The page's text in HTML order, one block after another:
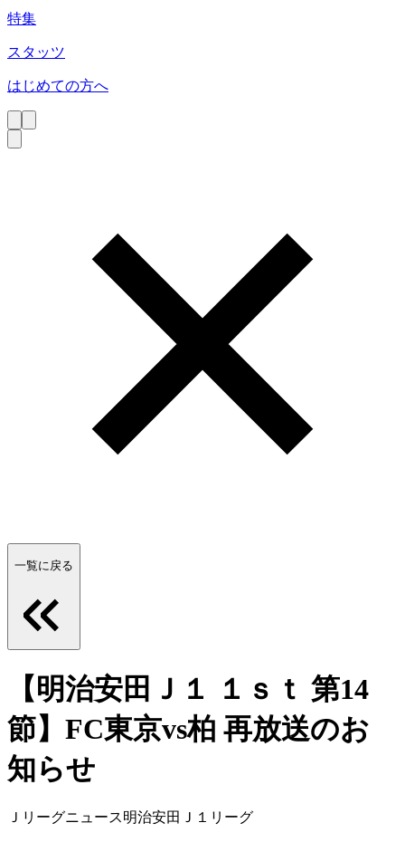
特集
スタッツ
はじめての方へ
一覧に戻る
【明治安田Ｊ１ １ｓｔ 第14
節】FC東京vs柏 再放送のお
知らせ
Ｊリーグニュース明治安田Ｊ１リーグ